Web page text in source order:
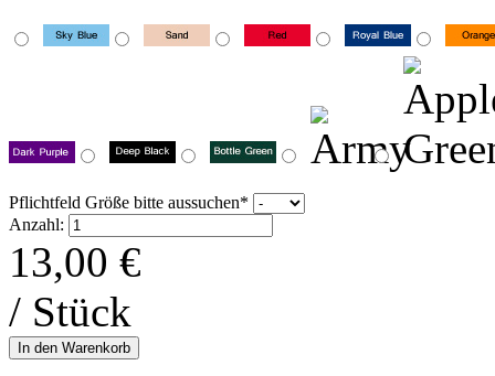
Pflichtfeld Größe bitte aussuchen*
Anzahl:
13,00 €
/ Stück